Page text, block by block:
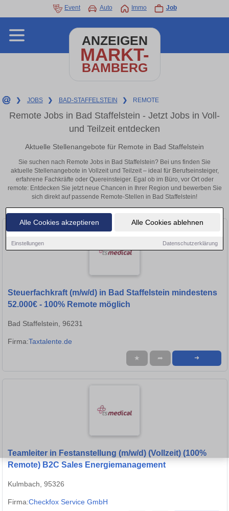
Alle Cookies akzeptieren Alle Cookies ablehnen
Einstellungen Datenschutzerklärung
Event Auto Immo Job
ANZEIGEN
MARKT-
BAMBERG
❯ JOBS ❯ BAD-STAFFELSTEIN ❯ REMOTE
Remote Jobs in Bad Staffelstein - Jetzt Jobs in Voll-
und Teilzeit entdecken
Aktuelle Stellenangebote für Remote in Bad Staffelstein
Sie suchen nach Remote Jobs in Bad Staffelstein? Bei uns finden Sie
aktuelle Stellenangebote in Vollzeit und Teilzeit – ideal für Berufseinsteiger,
erfahrene Fachkräfte oder Quereinsteiger. Egal ob im Büro, vor Ort oder
remote: Entdecken Sie jetzt neue Chancen in Ihrer Region und bewerben Sie
sich direkt auf passende Remote-Stellen in Bad Staffelstein!
Steuerfachkraft (m/w/d) in Bad Staffelstein mindestens
52.000€ - 100% Remote möglich
Bad Staffelstein, 96231
Firma:Taxtalente.de
★ ➦ ➜
Teamleiter in Festanstellung (m/w/d) (Vollzeit) (100%
Remote) B2C Sales Energiemanagement
Kulmbach, 95326
Firma:Checkfox Service GmbH